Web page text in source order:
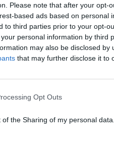
Please note that after your opt-
based ads based on personal
to third parties prior to your opt-
personal information by third
may also be disclosed by
that may further disclose it to
Opt Outs
the Sharing of my personal data.